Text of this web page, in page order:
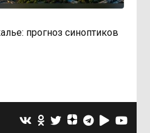
прогноз синоптиков